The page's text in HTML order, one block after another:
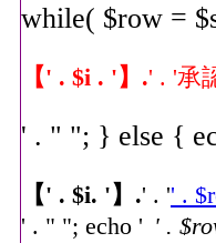
while( $row =
【' . $i . '】.' . '承
' . " "; } else {
【' . $i. '】.' . '' .
' . " "; echo ' ' .